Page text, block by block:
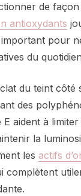
de façon
antioxydants
pour
du
du teint côté
des
aident à
la
les actifs
complètent